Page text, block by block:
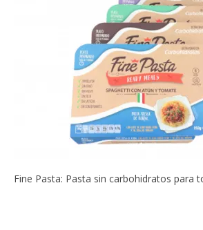
Fine Pasta: Pasta sin carbohidratos para